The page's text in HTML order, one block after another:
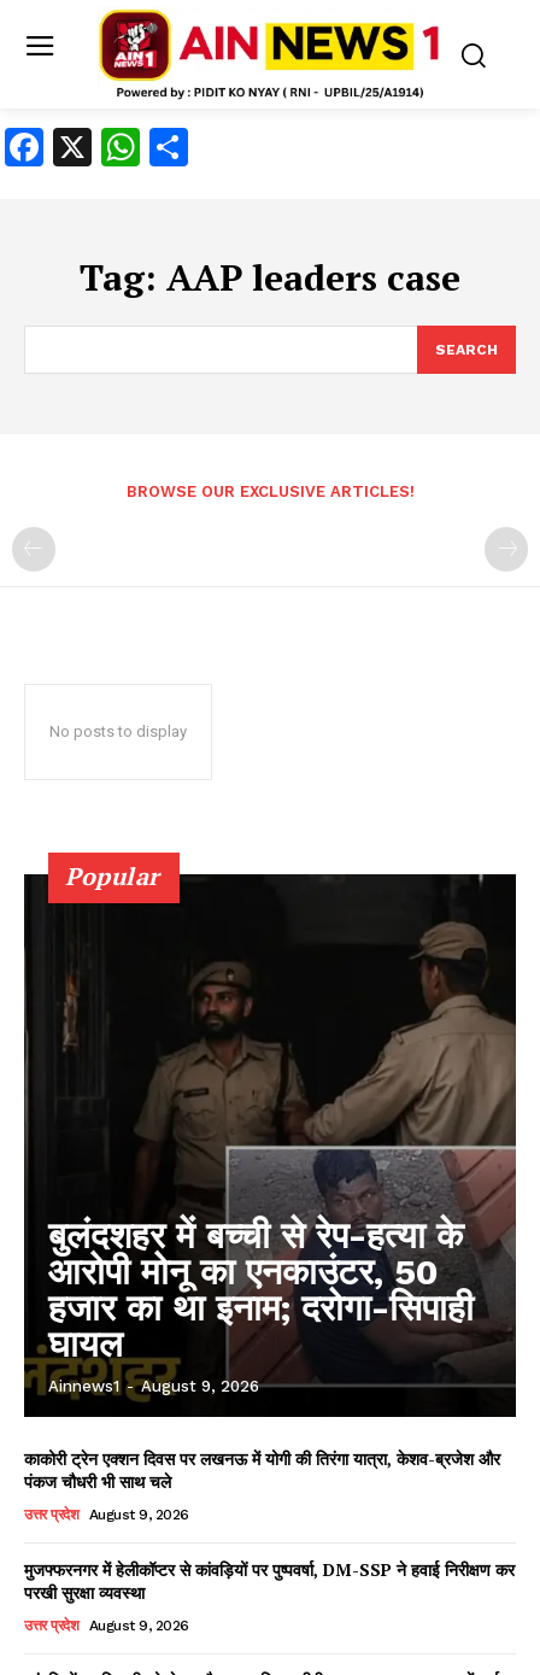
Facebook
X WhatsApp
Tag: AAP leaders case
SEARCH
BROWSE OUR EXCLUSIVE ARTICLES!
No posts to display
Popular
बुलंदशहर में बच्ची से रेप-हत्या के
आरोपी मोनू का एनकाउंटर, 50
हजार का था इनाम; दरोगा-सिपाही
घायल
Ainnews1 - August 9, 2026
काकोरी ट्रेन एक्शन दिवस पर लखनऊ में योगी की तिरंगा यात्रा, केशव-ब्रजेश और
पंकज चौधरी भी साथ चले
उत्तर प्रदेश August 9, 2026
मुजफ्फरनगर में हेलीकॉप्टर से कांवड़ियों पर पुष्पवर्षा, DM-SSP ने हवाई निरीक्षण कर
परखी सुरक्षा व्यवस्था
उत्तर प्रदेश August 9, 2026